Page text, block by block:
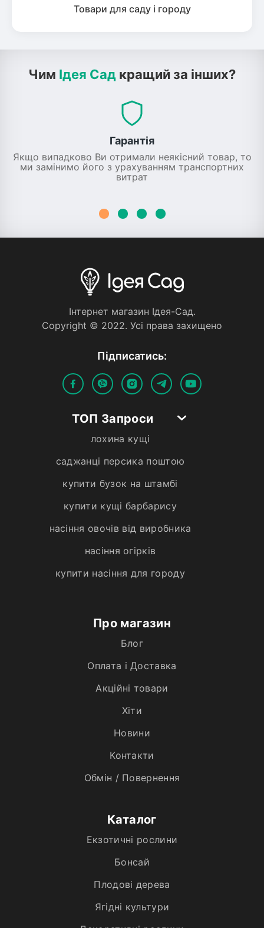
Товари для саду і городу
Чим Ідея Сад кращий за інших?
Гарантія
Якщо випадково Ви отримали неякісний товар, то
ми замінимо його з урахуванням транспортних
витрат
Iнтернет магазин Iдея-Сад.
Copyright © 2022. Усi права захищено
Пiдписатись:
ТОП Запроси
лохина кущі
саджанці персика поштою
купити бузок на штамбі
купити кущі барбарису
насіння овочів від виробника
насіння огірків
купити насіння для городу
Про магазин
Блог
Оплата і Доставка
Акційні товари
Хiти
Новини
Контакти
Обмін / Повернення
Каталог
Екзотичні рослини
Бонсай
Плодові дерева
Ягідні культури